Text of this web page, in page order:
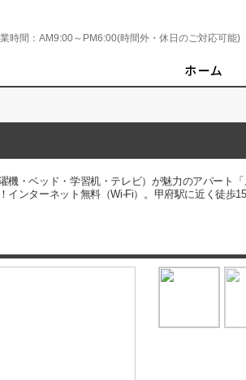
時間： AM9:00～PM6:00(時間外・休日のご対応可能)
機・ベッド・学習机・テレビ）が魅力のアパート
ンターネット無料（Wi-Fi）。甲府駅に近く徒歩15